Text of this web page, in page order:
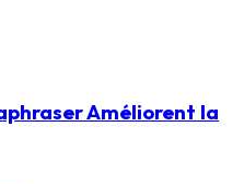
Améliorent la